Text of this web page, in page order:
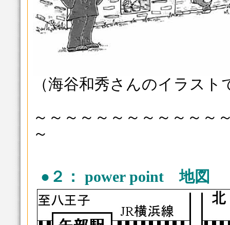
（海谷和秀さんのイラスト
～～～～～～～～～～～～
～
●２： power point 地図